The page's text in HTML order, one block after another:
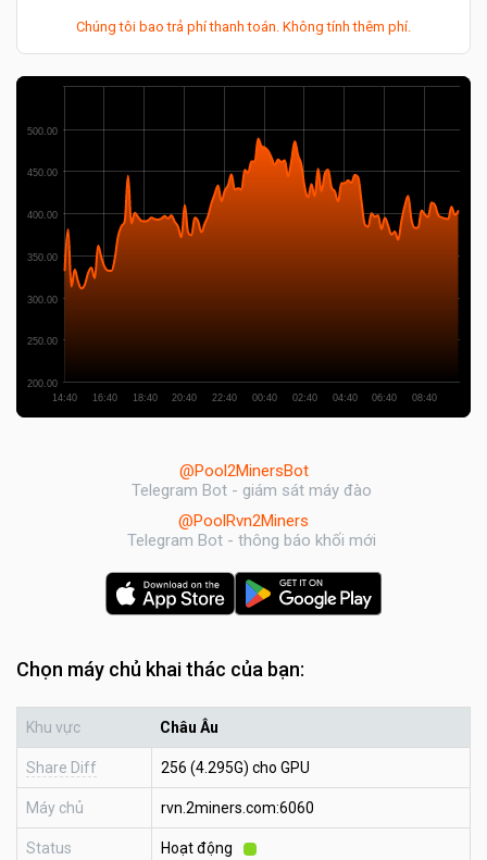
Chúng tôi bao trả phí thanh toán. Không tính thêm phí.
14:40 16:40 18:40 20:40 22:40 00:40 02:40 04:40 06:40 08:40
200.00
250.00
300.00
350.00
400.00
450.00
500.00
@Pool2MinersBot
Telegram Bot - giám sát máy đào
@PoolRvn2Miners
Telegram Bot - thông báo khối mới
Chọn máy chủ khai thác của bạn:
Khu vực Châu Âu
Share Diff 256 (4.295G) cho GPU
Máy chủ rvn.2miners.com:6060
Status Hoạt động